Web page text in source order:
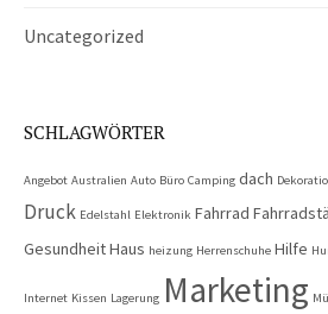
Uncategorized
SCHLAGWÖRTER
Angebot Australien Auto Büro Camping dach
Druck Edelstahl Elektronik Fahrrad
GesundheitHaus heizung Herrenschuhe Hilfe
Internet Kissen Lagerung Marketing